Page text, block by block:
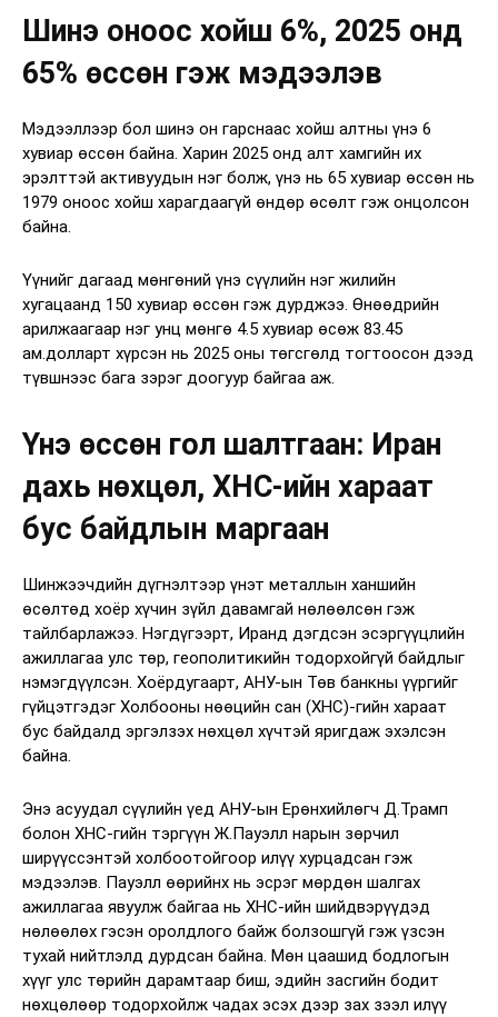
Шинэ оноос хойш 6%, 2025 онд
65% өссөн гэж мэдээлэв
Мэдээллээр бол шинэ он гарснаас хойш алтны үнэ 6
хувиар өссөн байна. Харин 2025 онд алт хамгийн их
эрэлттэй активуудын нэг болж, үнэ нь 65 хувиар өссөн нь
1979 оноос хойш харагдаагүй өндөр өсөлт гэж онцолсон
байна.
Үүнийг дагаад мөнгөний үнэ сүүлийн нэг жилийн
хугацаанд 150 хувиар өссөн гэж дурджээ. Өнөөдрийн
арилжаагаар нэг унц мөнгө 4.5 хувиар өсөж 83.45
ам.долларт хүрсэн нь 2025 оны төгсгөлд тогтоосон дээд
түвшнээс бага зэрэг доогуур байгаа аж.
Үнэ өссөн гол шалтгаан: Иран
дахь нөхцөл, ХНС-ийн хараат
бус байдлын маргаан
Шинжээчдийн дүгнэлтээр үнэт металлын ханшийн
өсөлтөд хоёр хүчин зүйл давамгай нөлөөлсөн гэж
тайлбарлажээ. Нэгдүгээрт, Иранд дэгдсэн эсэргүүцлийн
ажиллагаа улс төр, геополитикийн тодорхойгүй байдлыг
нэмэгдүүлсэн. Хоёрдугаарт, АНУ-ын Төв банкны үүргийг
гүйцэтгэдэг Холбооны нөөцийн сан (ХНС)-гийн хараат
бус байдалд эргэлзэх нөхцөл хүчтэй яригдаж эхэлсэн
байна.
Энэ асуудал сүүлийн үед АНУ-ын Ерөнхийлөгч Д.Трамп
болон ХНС-гийн тэргүүн Ж.Пауэлл нарын зөрчил
ширүүссэнтэй холбоотойгоор илүү хурцадсан гэж
мэдээлэв. Пауэлл өөрийнх нь эсрэг мөрдөн шалгах
ажиллагаа явуулж байгаа нь ХНС-ийн шийдвэрүүдэд
нөлөөлөх гэсэн оролдлого байж болзошгүй гэж үзсэн
тухай нийтлэлд дурдсан байна. Мөн цаашид бодлогын
хүүг улс төрийн дарамтаар биш, эдийн засгийн бодит
нөхцөлөөр тодорхойлж чадах эсэх дээр зах зээл илүү